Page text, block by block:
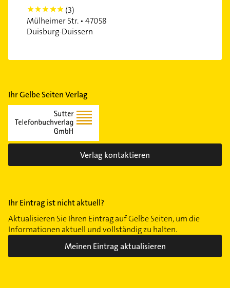
5
(3)
Mülheimer Str. • 47058
Duisburg-Duissern
Ihr Gelbe Seiten Verlag
Verlag kontaktieren
Ihr Eintrag ist nicht aktuell?
Aktualisieren Sie Ihren Eintrag auf Gelbe Seiten, um die
Informationen aktuell und vollständig zu halten.
Meinen Eintrag aktualisieren